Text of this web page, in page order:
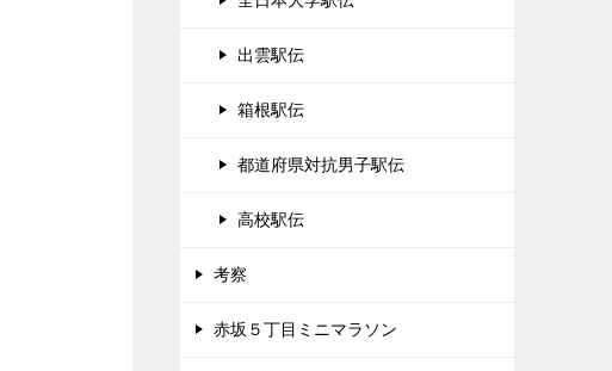
出雲駅伝
箱根駅伝
都道府県対抗男子駅伝
高校駅伝
考察
赤坂５丁目ミニマラソン